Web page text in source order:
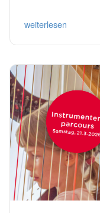
weiterlesen